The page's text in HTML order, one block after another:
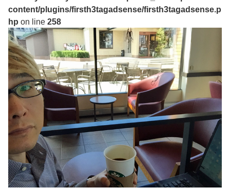
content/plugins/firsth3tagadsense/firsth3tagadsense.p
hp on line258